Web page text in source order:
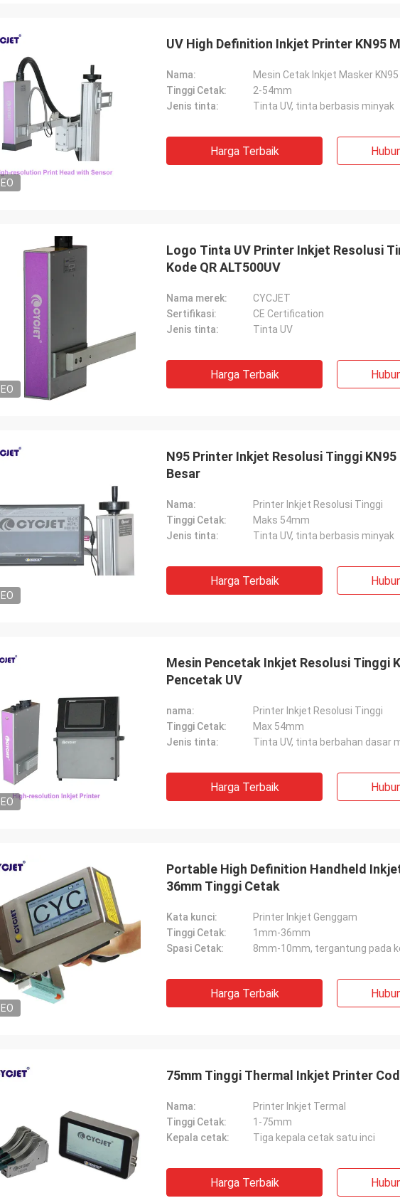
UV High Definition Inkjet Printer KN95
Nama:
Mesin Cetak Inkjet Masker KN95
Tinggi Cetak:
2-54mm
Jenis tinta:
Tinta UV, tinta berbasis minyak
Harga Terbaik
Logo Tinta UV Printer Inkjet Resolusi
Kode QR ALT500UV
Nama merek:
CYCJET
Sertifikasi:
CE Certification
Jenis tinta:
Tinta UV
Harga Terbaik
N95 Printer Inkjet Resolusi Tinggi
Besar
Nama:
Printer Inkjet Resolusi Tinggi
Tinggi Cetak:
Maks 54mm
Jenis tinta:
Tinta UV, tinta berbasis minyak
Harga Terbaik
Mesin Pencetak Inkjet Resolusi Tinggi
Pencetak UV
nama:
Printer Inkjet Resolusi Tinggi
Tinggi Cetak:
Max 54mm
Jenis tinta:
Tinta UV, tinta berbahan dasar
Harga Terbaik
Portable High Definition Handheld
36mm Tinggi Cetak
Kata kunci:
Printer Inkjet Genggam
Tinggi Cetak:
1mm-36mm
Spasi Cetak:
8mm-10mm, tergantung pada
Harga Terbaik
75mm Tinggi Thermal Inkjet Printer
Nama:
Printer Inkjet Termal
Tinggi Cetak:
1-75mm
Kepala cetak:
Tiga kepala cetak satu inci
Harga Terbaik